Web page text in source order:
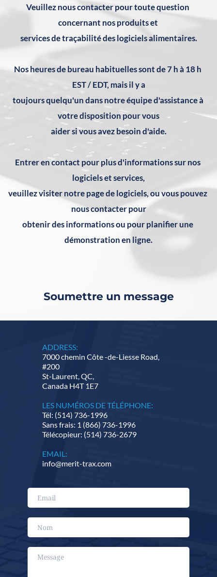
Veuillez nous contacter pour toute question
concernant nos produits et
services de traçabilité des logiciels alimentaires.
Nos heures de bureau habituelles sont de 7 h à 18 h
EST / EDT, mais il y a
toujours quelqu'un dans notre équipe d'assistance à
votre disposition pour vous
aider si vous avez besoin d'aide.
Entrer en contact pour plus d'informations sur nos
logiciels et services,
veuillez visiter notre page de logiciels, ou vous pouvez
nous contacter pour
obtenir des informations ou pour planifier une
démonstration en ligne.
Soumettre un message
ADDRESS:
7000 chemin Côte -de-Liesse Road,
#200
St-Laurent, QC,
Canada H4T 1E7
LES NUMÉROS DE TÉLÉPHONE:
Tél: (514) 736-1996
Sans frais: 1 (866) 736-1996
Télécopieur: (514) 736-2679
EMAIL:
info@merit-trax.com